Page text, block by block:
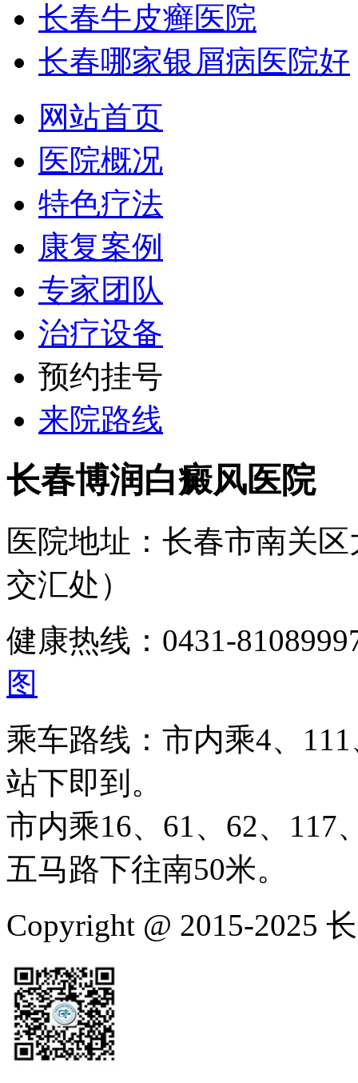
长春牛皮癣医院
长春哪家银屑病医院好
网站首页
医院概况
特色疗法
康复案例
专家团队
治疗设备
预约挂号
来院路线
长春博润白癜风医院
医院地址：长春市南关
交汇处）
健康热线：0431-
图
乘车路线：市内乘4、
站下即到。
市内乘16、61、62、117
五马路下往南50米。
Copyright @ 2015-2025